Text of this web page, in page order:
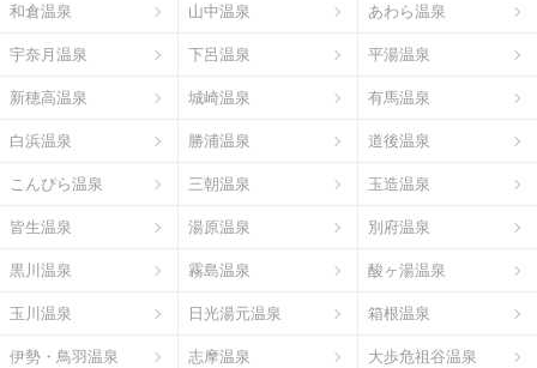
和倉温泉 山中温泉 あわら温泉
宇奈月温泉 下呂温泉 平湯温泉
新穂高温泉 城崎温泉 有馬温泉
白浜温泉 勝浦温泉 道後温泉
こんぴら温泉 三朝温泉 玉造温泉
皆生温泉 湯原温泉 別府温泉
黒川温泉 霧島温泉 酸ヶ湯温泉
玉川温泉 日光湯元温泉 箱根温泉
伊勢・鳥羽温泉 志摩温泉 大歩危祖谷温泉